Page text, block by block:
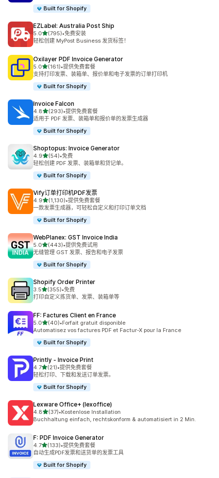
Built for Shopify
EZLabel: Australia Post Ship
5.0星（满分 5 星）
(795)
总共 795 条评论
•免费安装
轻松创建 MyPost Business 发货标签！
Oxilayer PDF Invoice Generator
5.0星（满分 5 星）
(161)
总共 161 条评论
•提供免费套餐
支持打印发票、装箱单、报价单和电子发票的订单打印机
Built for Shopify
Invoice Falcon
4.8星（满分 5 星）
(293)
总共 293 条评论
•提供免费套餐
适用于 PDF 发票、装箱单和报价单的发票生成器
Built for Shopify
Shoptopus: Invoice Generator
4.9星（满分 5 星）
(54)
总共 54 条评论
•免费
轻松创建 PDF 发票、装箱单和贷记单。
Built for Shopify
Vify订单打印机PDF发票
4.9星（满分 5 星）
(1,130)
总共 1130 条评论
•提供免费套餐
一款发票生成器，可轻松自定义和打印订单文档
Built for Shopify
WebPlanex: GST Invoice India
5.0星（满分 5 星）
(443)
总共 443 条评论
•提供免费试用
无缝管理 GST 发票、报告和电子发票
Built for Shopify
Shopify Order Printer
3.5星（满分 5 星）
(355)
总共 355 条评论
•免费
打印自定义拣货单、发票、装箱单等
FF: Factures Client en France
5.0星（满分 5 星）
(40)
总共 40 条评论
•Forfait gratuit disponible
Automatisez vos factures PDF et Factur-X pour la France
Built for Shopify
Printly ‑ Invoice Print
4.7星（满分 5 星）
(21)
总共 21 条评论
•提供免费套餐
轻松打印、下载和发送订单发票。
Built for Shopify
Lexware Office+ (lexoffice)
4.8星（满分 5 星）
(37)
总共 37 条评论
•Kostenlose Installation
Buchhaltung einfach, rechtskonform & automatisiert in 2 Min.
F: PDF Invoice Generator
4.7星（满分 5 星）
(133)
总共 133 条评论
•提供免费套餐
自动生成PDF发票和送货单的发票工具
Built for Shopify